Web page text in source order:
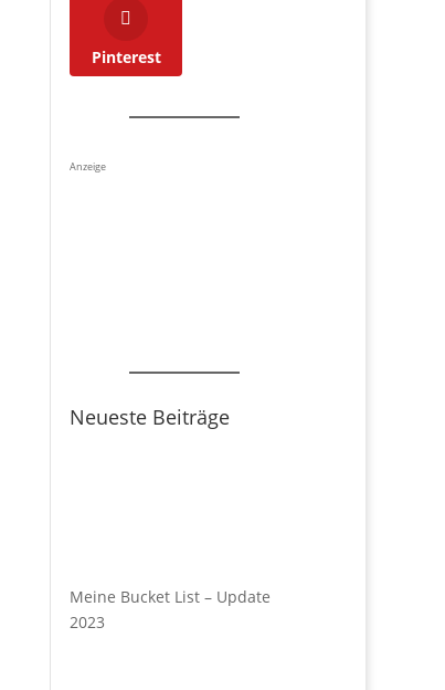
Pinterest
Anzeige
Neueste Beiträge
Meine Bucket List – Update
2023